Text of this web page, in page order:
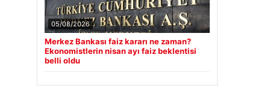
05/08/2026
Merkez Bankası faiz kararı ne zaman?
Ekonomistlerin nisan ayı faiz beklentisi
belli oldu